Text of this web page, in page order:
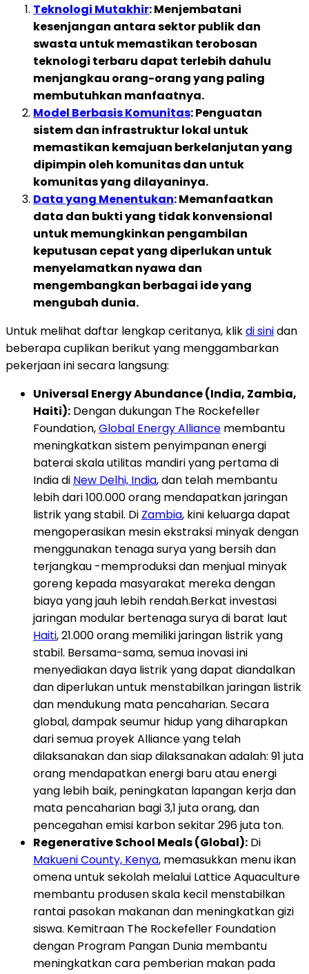
Teknologi Mutakhir: Menjembatani
kesenjangan antara sektor publik dan
swasta untuk memastikan terobosan
teknologi terbaru dapat terlebih dahulu
menjangkau orang-orang yang paling
membutuhkan manfaatnya.
Model Berbasis Komunitas: Penguatan
sistem dan infrastruktur lokal untuk
memastikan kemajuan berkelanjutan yang
dipimpin oleh komunitas dan untuk
komunitas yang dilayaninya.
Data yang Menentukan: Memanfaatkan
data dan bukti yang tidak konvensional
untuk memungkinkan pengambilan
keputusan cepat yang diperlukan untuk
menyelamatkan nyawa dan
mengembangkan berbagai ide yang
mengubah dunia.
Untuk melihat daftar lengkap ceritanya, klikdi sinidan
beberapa cuplikan berikut yang menggambarkan
pekerjaan ini secara langsung:
Universal Energy Abundance (India, Zambia,
Haiti): Dengan dukungan The Rockefeller
Foundation,Global Energy Alliance membantu
meningkatkan sistem penyimpanan energi
baterai skala utilitas mandiri yang pertama di
India di New Delhi, India, dan telah membantu
lebih dari 100.000 orang mendapatkan jaringan
listrik yang stabil. Di Zambia, kini keluarga dapat
mengoperasikan mesin ekstraksi minyak dengan
menggunakan tenaga surya yang bersih dan
terjangkau -memproduksi dan menjual minyak
goreng kepada masyarakat mereka dengan
biaya yang jauh lebih rendah.Berkat investasi
jaringan modular bertenaga surya di barat laut
Haiti, 21.000 orang memiliki jaringan listrik yang
stabil. Bersama-sama, semua inovasi ini
menyediakan daya listrik yang dapat diandalkan
dan diperlukan untuk menstabilkan jaringan listrik
dan mendukung mata pencaharian. Secara
global, dampak seumur hidup yang diharapkan
dari semua proyek Alliance yang telah
dilaksanakan dan siap dilaksanakan adalah: 91 juta
orang mendapatkan energi baru atau energi
yang lebih baik, peningkatan lapangan kerja dan
mata pencaharian bagi 3,1 juta orang, dan
pencegahan emisi karbon sekitar 296 juta ton.
Regenerative School Meals (Global): Di
Makueni County, Kenya, memasukkan menu ikan
omena untuk sekolah melalui Lattice Aquaculture
membantu produsen skala kecil menstabilkan
rantai pasokan makanan dan meningkatkan gizi
siswa. Kemitraan The Rockefeller Foundation
dengan Program Pangan Dunia membantu
meningkatkan cara pemberian makan pada